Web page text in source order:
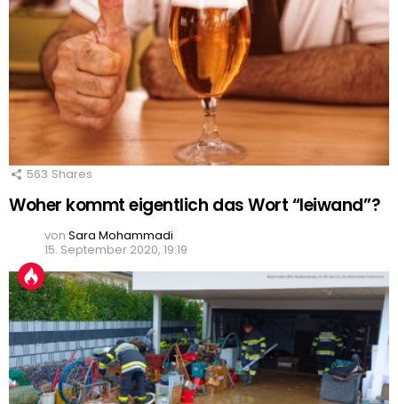
563 Shares
Woher kommt eigentlich das Wort “leiwand”?
von Sara Mohammadi
15. September 2020, 19:19